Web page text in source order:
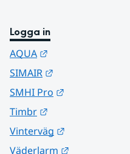
Logga in
AQUA
SIMAIR
SMHI Pro
Timbr
Vinterväg
Väderlarm